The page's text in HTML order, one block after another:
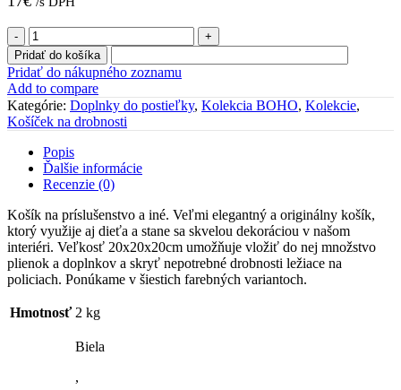
množstvo
Košíček
na
drobnosti
BOHO
Pridať do košíka
Pridať do nákupného zoznamu
Add to compare
Kategórie: Doplnky do postieľky, Kolekcia BOHO, Kolekcie,
Košíček na drobnosti
Popis
Ďalšie informácie
Recenzie (0)
Košík na príslušenstvo a iné. Veľmi elegantný a originálny košík,
ktorý využije aj dieťa a stane sa skvelou dekoráciou v našom
interiéri. Veľkosť 20x20x20cm umožňuje vložiť do nej množstvo
plienok a doplnkov a skryť nepotrebné drobnosti ležiace na
policiach. Ponúkame v šiestich farebných variantoch.
Hmotnosť 2 kg
Biela
,